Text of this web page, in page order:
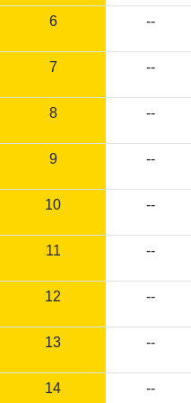
6 --
7 --
8 --
9 --
10 --
11 --
12 --
13 --
14 --